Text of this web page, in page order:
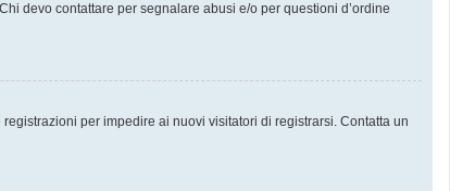
devo contattare per segnalare abusi e/o per questioni d’ordine
per impedire ai nuovi visitatori di registrarsi. Contatta un